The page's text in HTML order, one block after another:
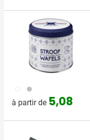
009 032
à partir de 5,08